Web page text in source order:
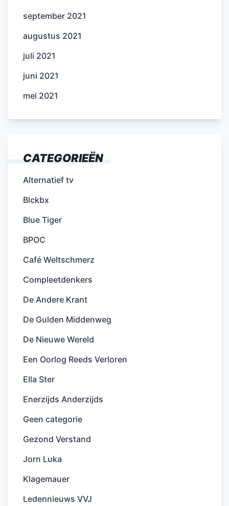
september 2021
augustus 2021
juli 2021
juni 2021
mei 2021
CATEGORIEËN
Alternatief tv
Blckbx
Blue Tiger
BPOC
Café Weltschmerz
Compleetdenkers
De Andere Krant
De Gulden Middenweg
De Nieuwe Wereld
Een Oorlog Reeds Verloren
Ella Ster
Enerzijds Anderzijds
Geen categorie
Gezond Verstand
Jorn Luka
Klagemauer
Ledennieuws VVJ